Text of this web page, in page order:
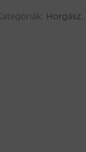
Horgász,